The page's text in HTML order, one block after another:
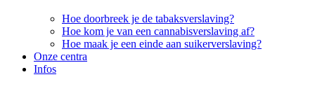
Hoe doorbreek je de tabaksverslaving?
Hoe kom je van een cannabisverslaving af?
Hoe maak je een einde aan suikerverslaving?
Onze centra
Infos